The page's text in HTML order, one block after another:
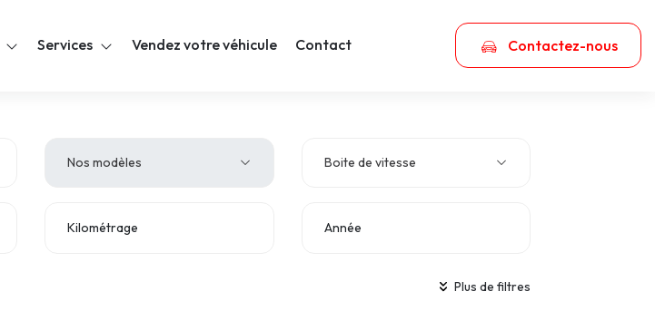
Services Vendez votre véhicule Contact Contactez-nous
Nos modèles Boite de vitesse
Kilométrage Année
Plus de filtres